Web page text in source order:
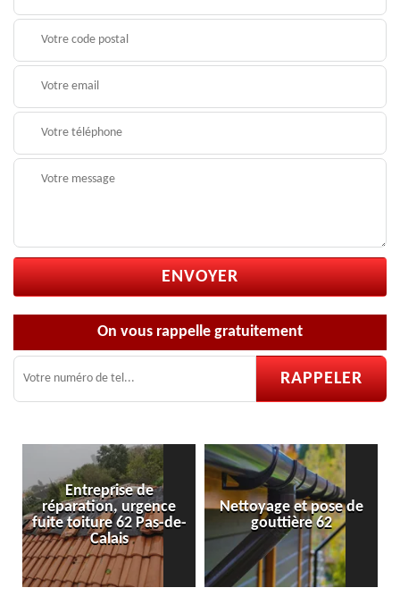
On vous rappelle gratuitement
de
urgence
62 Pas-de-
Calais
Nettoyage et pose de
gouttière 62
Pose et